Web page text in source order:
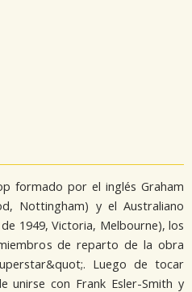
formado por el inglés Graham
Nottingham) y el Australiano
1949, Victoria, Melbourne), los
de reparto de la obra
Luego de tocar
unirse con Frank Esler-Smith y